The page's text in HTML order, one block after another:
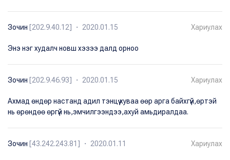
Зочин [202.9.40.12] ・ 2020.01.15 Хариулах
Энэ нэг худалч новш хэзээ далд орноо
Зочин [202.9.46.93] ・ 2020.01.15 Хариулах
Ахмад ѳндѳр настанд адил тэнцүү хуваа ѳѳр арга байхгүй,ѳртэй
нь ѳрѳндѳѳ ѳргүй нь,эмчилгээндээ,ахуй амьдиралдаа.
Зочин [43.242.243.81] ・ 2020.01.11 Хариулах